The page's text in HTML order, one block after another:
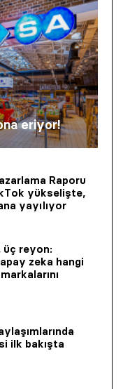
eriyor!
Raporu
yükselişte,
yayılıyor
üç reyon:
zeka hangi
ilk bakışta